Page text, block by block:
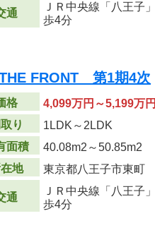
通
ＪＲ中央線「八王子」
歩4分
FRONT 第1期4次
格
4,099万円～5,199万円
り
1LDK～2LDK
面積
40.08m2 ～50.85m2
地
東京都八王子市東町
通
ＪＲ中央線「八王子」
歩4分